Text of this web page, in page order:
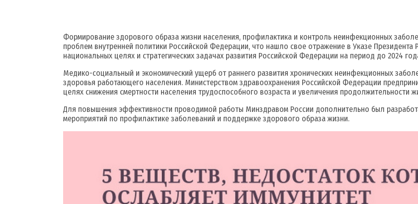
Формирование здорового образа жизни населения, профилактика и контроль неинфекционных
проблем внутренней политики Российской Федерации, что нашло свое отражение в Указе
национальных целях и стратегических задачах развития Российской Федерации на период до 2024
Медико-социальный и экономический ущерб от раннего развития хронических неинфекционных
здоровья работающего населения. Министерством здравоохранения Российской Федерации
целях снижения смертности населения трудоспособного возраста и увеличения продолжительности
Для повышения эффективности проводимой работы Минздравом России дополнительно был
мероприятий по профилактике заболеваний и поддержке здорового образа жизни.